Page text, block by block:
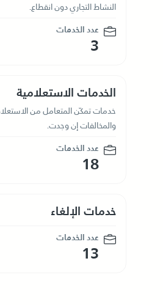
النشاط التجاري دون انقطاع.
عدد الخدمات
3
الخدمات الاستعلامية
خدمات تمكّن المتعامل من
والمخالفات إن وجدت.
عدد الخدمات
18
خدمات الإلغاء
عدد الخدمات
13